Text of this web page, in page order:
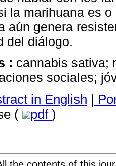
la marihuana es
aún genera
del diálogo.
: cannabis sativa;
sociales;
in English |
(
pdf )